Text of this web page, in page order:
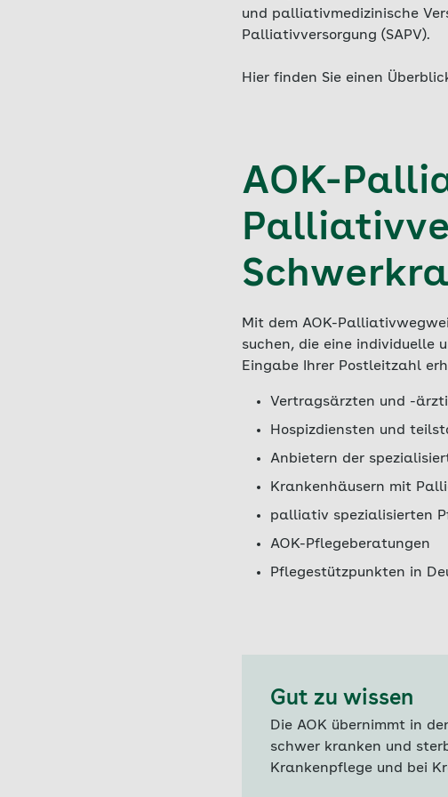
und palliativmedizinische
Palliativversorgung (SAPV).
Hier finden Sie einen
AOK-
Mit dem AOK-
suchen, die eine individuelle
Eingabe Ihrer Postleitzahl
Vertragsärzten und -
Hospizdiensten und
Anbietern der
Krankenhäusern mit
palliativ spezialisierten
AOK-Pflegeberatungen
Pflegestützpunkten in
Gut zu wissen
Die AOK übernimmt in
schwer kranken und
Krankenpflege und bei